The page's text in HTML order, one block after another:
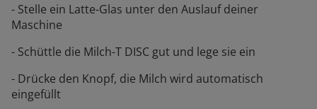
- Stelle ein Latte-Glas unter den Auslauf deiner
Maschine
- Schüttle die Milch-T DISC gut und lege sie ein
- Drücke den Knopf, die Milch wird automatisch
eingefüllt